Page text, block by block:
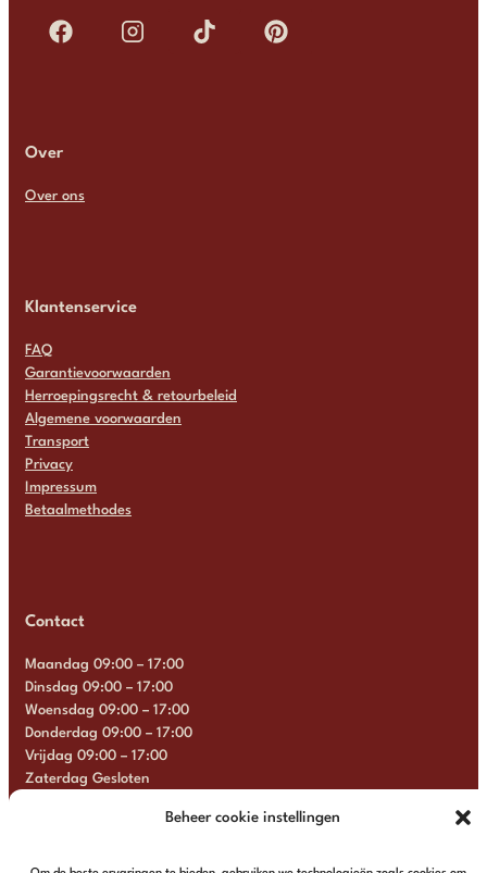
Beheer cookie instellingen
Over
Over ons
Klantenservice
FAQ
Garantievoorwaarden
Herroepingsrecht & retourbeleid
Algemene voorwaarden
Transport
Privacy
Impressum
Betaalmethodes
Contact
Maandag 09:00 – 17:00
Dinsdag 09:00 – 17:00
Woensdag 09:00 – 17:00
Donderdag 09:00 – 17:00
Vrijdag 09:00 – 17:00
Zaterdag Gesloten